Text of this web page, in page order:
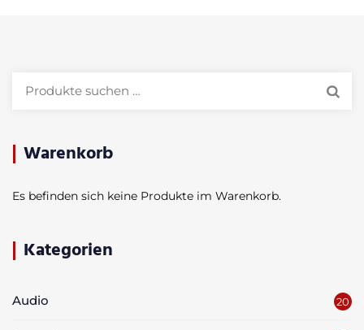
Warenkorb
Es befinden sich keine Produkte im Warenkorb.
Kategorien
Audio 20